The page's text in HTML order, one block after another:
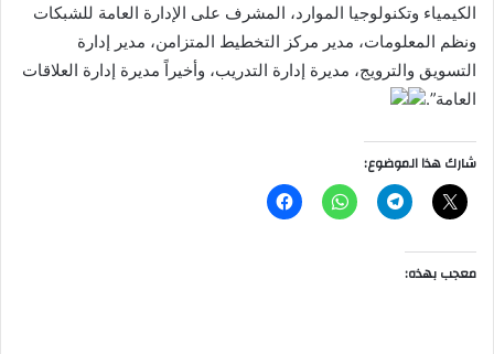
الكيمياء وتكنولوجيا الموارد، المشرف على الإدارة العامة للشبكات
ونظم المعلومات، مدير مركز التخطيط المتزامن، مدير إدارة
التسويق والترويج، مديرة إدارة التدريب، وأخيراً مديرة إدارة العلاقات
العامة”.
شارك هذا الموضوع:
معجب بهذه: